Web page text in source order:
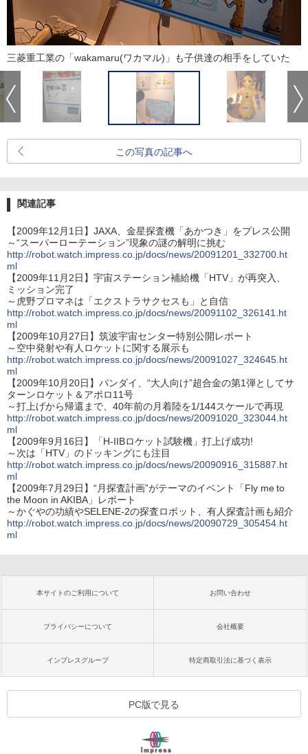
三菱重工業の「wakamaru(ワカマル)」も子供達の相手をしていた
この写真の記事へ
関連記事
【2009年12月1日】JAXA、金星探査機「あかつき」をプレス公開
～“スーパーローテーション”現象の謎の解明に挑む
http://robot.watch.impress.co.jp/docs/news/20091201_332700.ht
ml
【2009年11月2日】宇宙ステーション補給機「HTV」が再突入、
ミッション完了
～虎野プロマネは「エクストラサクセスも」と自信
http://robot.watch.impress.co.jp/docs/news/20091102_326141.ht
ml
【2009年10月27日】筑波宇宙センター特別公開レポート
～空中発射や有人ロケットに関する展示も
http://robot.watch.impress.co.jp/docs/news/20091027_324645.ht
ml
【2009年10月20日】バンダイ、“大人向け”超合金の第1弾としてサ
ターンロケット＆アポロ11号
～打上げから帰還まで、40年前の月着陸を1/144スケールで再現
http://robot.watch.impress.co.jp/docs/news/20091020_323044.ht
ml
【2009年9月16日】「H-IIBロケット試験機」打上げ成功!
～次は「HTV」のドッキングにも注目
http://robot.watch.impress.co.jp/docs/news/20090916_315887.ht
ml
【2009年7月29日】“月探査計画”がテーマのイベント「Fly me to
the Moon in AKIBA」レポート
～かぐやの功績やSELENE-2の探査ロボット、有人探査計画も紹介
http://robot.watch.impress.co.jp/docs/news/20090729_305454.ht
ml
本サイトのご利用について お問い合わせ
プライバシーについて 会社概要
インプレスグループ 特定商取引法に基づく表示
PC版で見る